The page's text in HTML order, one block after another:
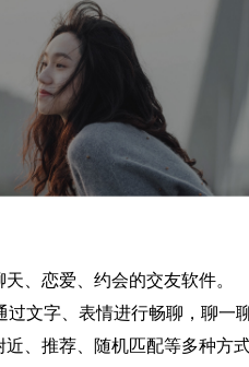
、恋爱、约会的交友软件。
过文字、表情进行畅聊，聊一
、推荐、随机匹配等多种方